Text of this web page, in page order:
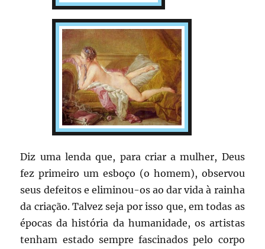
Diz uma lenda que, para criar a mulher, Deus
fez primeiro um esboço (o homem), observou
seus defeitos e eliminou-os ao dar vida à rainha
da criação. Talvez seja por isso que, em todas as
épocas da história da humanidade, os artistas
tenham estado sempre fascinados pelo corpo